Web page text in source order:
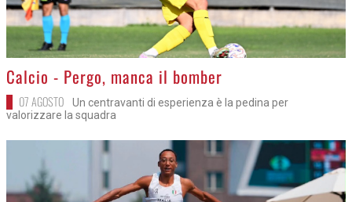
>
Calcio - Pergo, manca il bomber
07 AGOSTO
Un centravanti di esperienza è la pedina per
valorizzare la squadra